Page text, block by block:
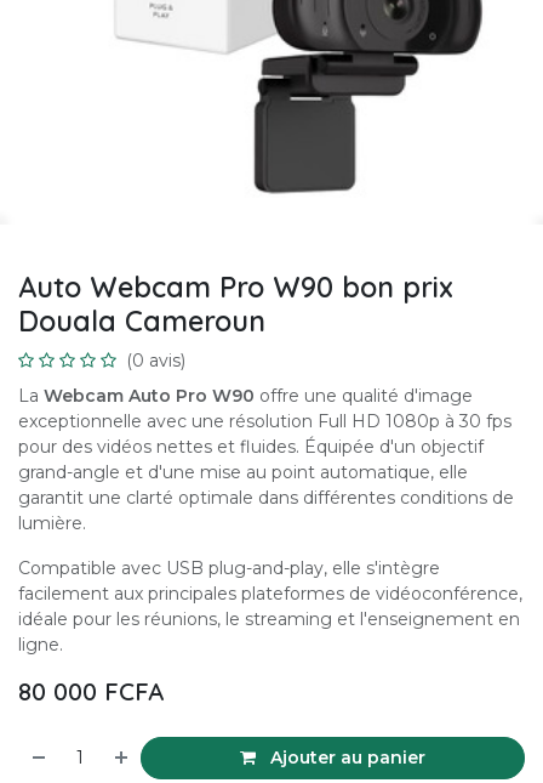
Auto Webcam Pro W90 bon prix
Douala Cameroun
(0 avis)
La Webcam Auto Pro W90 offre une qualité d'image
exceptionnelle avec une résolution Full HD 1080p à 30 fps
pour des vidéos nettes et fluides. Équipée d'un objectif
grand-angle et d'une mise au point automatique, elle
garantit une clarté optimale dans différentes conditions de
lumière.
Compatible avec USB plug-and-play, elle s'intègre
facilement aux principales plateformes de vidéoconférence,
idéale pour les réunions, le streaming et l'enseignement en
ligne.
80 000 FCFA
Ajouter au panier